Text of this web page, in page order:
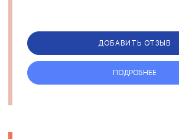
ДОБАВИТЬ ОТЗЫВ
ПОДРОБНЕЕ